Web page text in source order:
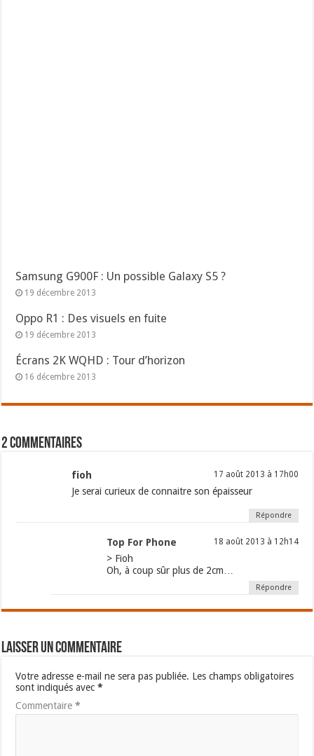
Samsung G900F : Un possible Galaxy S5 ?
19 décembre 2013
Oppo R1 : Des visuels en fuite
19 décembre 2013
Écrans 2K WQHD : Tour d’horizon
16 décembre 2013
2 commentaires
fioh 17 août 2013 à 17h00
Je serai curieux de connaitre son épaisseur
Répondre
Top For Phone 18 août 2013 à 12h14
> Fioh
Oh, à coup sûr plus de 2cm…
Répondre
Laisser un commentaire
Votre adresse e-mail ne sera pas publiée. Les champs obligatoires
sont indiqués avec*
Commentaire*